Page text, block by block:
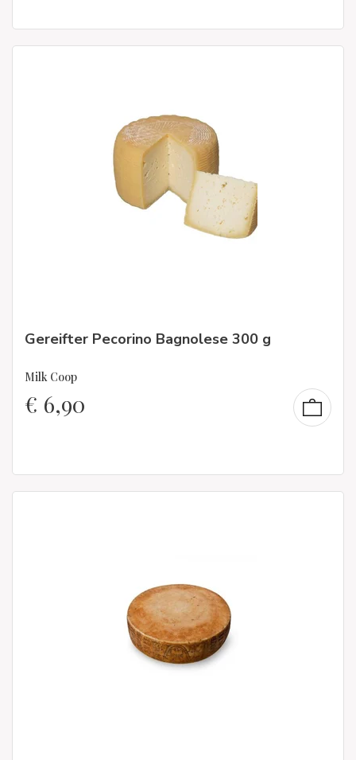
Gereifter Pecorino Bagnolese 300 g
Milk Coop
€ 6,90